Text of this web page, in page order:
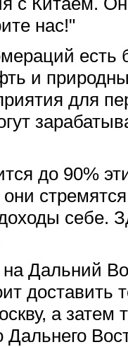
нас!"
есть
и
для
до 90%
себе.
Дальний
доставить
а затем